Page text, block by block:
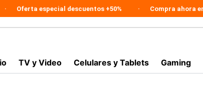
Oferta especial descuentos +50% Compra ahora en línea
TV y Video Celulares y Tablets Gaming